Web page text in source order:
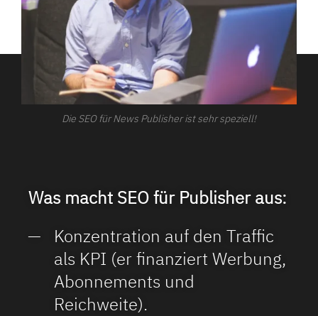
Die SEO für News Publisher ist sehr speziell!
Was macht SEO für Publisher aus:
Konzentration auf den Traffic
als KPI (er finanziert Werbung,
Abonnements und
Reichweite).